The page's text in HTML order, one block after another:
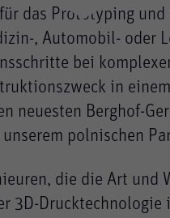
das Prototyping
, Automobil- oder
bei
in
neuesten Berghof-
polnischen
die die Art und
3D-Drucktechnologie
anonymes Tracking